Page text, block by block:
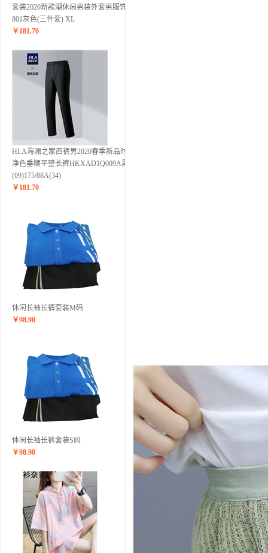
套装2020新款潮休闲男装外套男服饰
801灰色(三件套) XL
￥ 181.70
HLA海澜之家西裤男2020春季新品时尚
净色垂顺平整长裤HKXAD1Q009A黑色
(09)175/88A(34)
￥ 181.70
休闲长袖长裤套装M码
￥98.90
休闲长袖长裤套装S码
￥98.90